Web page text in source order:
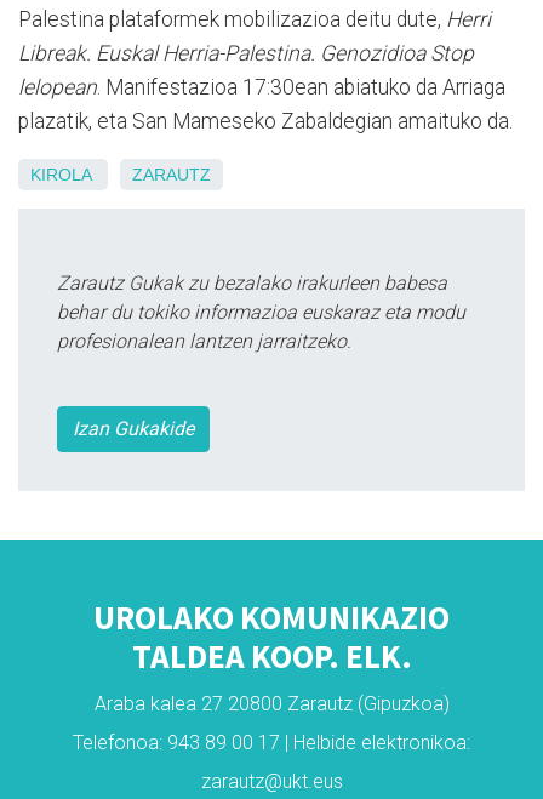
Palestina plataformek mobilizazioa deitu dute, Herri
Libreak. Euskal Herria-Palestina. Genozidioa Stop
lelopean. Manifestazioa 17:30ean abiatuko da Arriaga
plazatik, eta San Mameseko Zabaldegian amaituko da.
KIROLA ZARAUTZ
Zarautz Gukak zu bezalako irakurleen babesa
behar du tokiko informazioa euskaraz eta modu
profesionalean lantzen jarraitzeko.
Izan Gukakide
UROLAKO KOMUNIKAZIO
TALDEA KOOP. ELK.
Araba kalea 27 20800 Zarautz (Gipuzkoa)
Telefonoa: 943 89 00 17 | Helbide elektronikoa:
zarautz@ukt.eus